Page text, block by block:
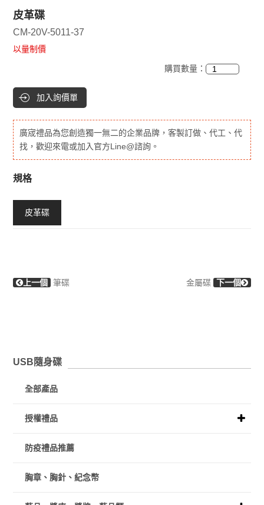
皮革碟
CM-20V-5011-37
以量制價
購買數量：
加入詢價單
廣宬禮品為您創造獨一無二的企業品牌，客製訂做、代工、代
找，歡迎來電或加入官方Line@諮詢。
規格
皮革碟
上一個 筆碟 金屬碟 下一個
USB隨身碟
全部產品
授權禮品
防疫禮品推薦
胸章、胸針、紀念幣